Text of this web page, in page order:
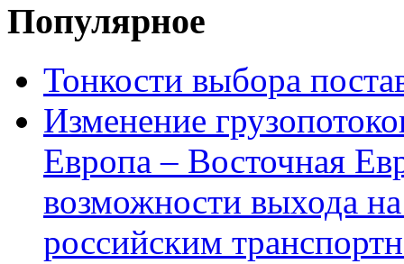
Популярное
Тонкости выбора
Изменение
Европа – Восточная
возможности выхода
российским